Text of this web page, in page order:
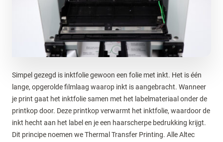
Simpel gezegd is inktfolie gewoon een folie met inkt. Het is één
lange, opgerolde filmlaag waarop inkt is aangebracht. Wanneer
je print gaat het inktfolie samen met het labelmateriaal onder de
printkop door. Deze printkop verwarmt het inktfolie, waardoor de
inkt hecht aan het label en je een haarscherpe bedrukking krijgt.
Dit principe noemen we Thermal Transfer Printing. Alle Altec